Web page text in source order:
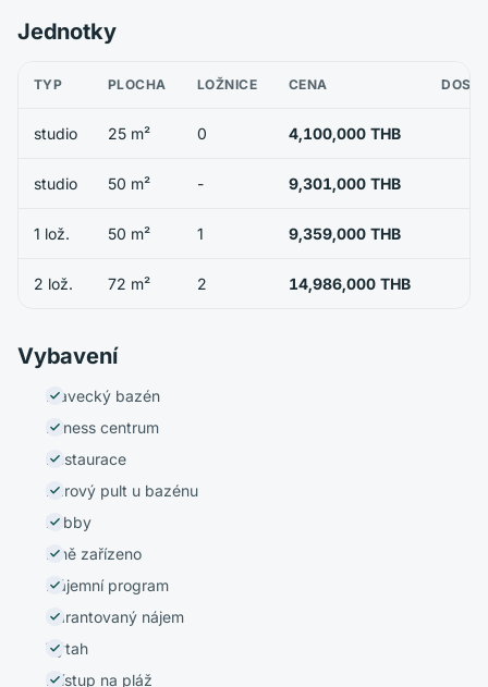
Jednotky
TYP PLOCHA LOŽNICE CENA
studio 25 m² 0 4,100,000 THB
studio 50 m² - 9,301,000 THB
1 lož. 50 m² 1 9,359,000 THB
2 lož. 72 m² 2 14,986,000 THB
Vybavení
Plavecký bazén
Fitness centrum
Restaurace
Barový pult u bazénu
Lobby
Plně zařízeno
Nájemní program
Garantovaný nájem
Výtah
Přístup na pláž